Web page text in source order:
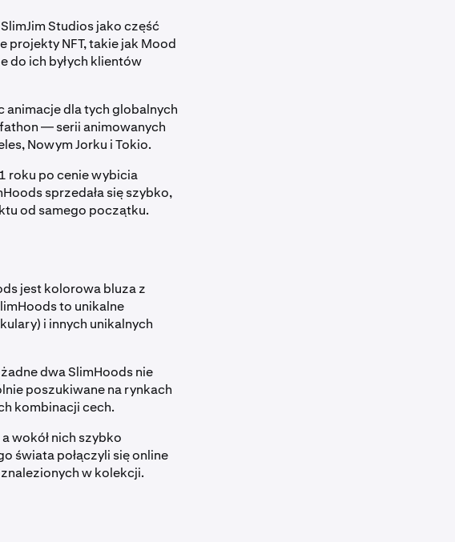
Studios jako część
NFT, takie jak Mood
do ich byłych klientów
animacje dla tych globalnych
— serii animowanych
Nowym Jorku i Tokio.
roku po cenie wybicia
sprzedała się szybko,
od samego początku.
jest kolorowa bluza z
to unikalne
i innych unikalnych
dwa SlimHoods nie
poszukiwane na rynkach
kombinacji cech.
wokół nich szybko
świata połączyli się online
w kolekcji.